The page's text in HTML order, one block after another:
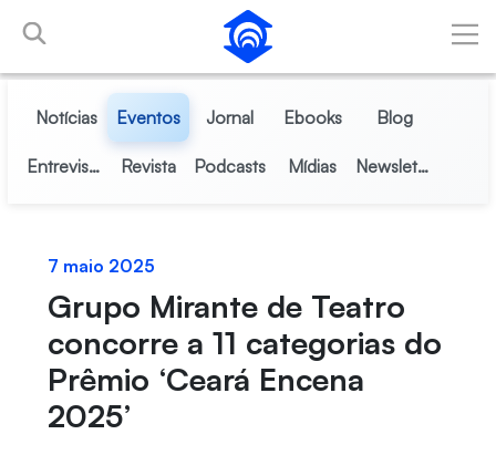
Pular para o Conteúdo principal
Notícias Eventos Jornal Ebooks Blog
Entrevistas Revista Podcasts Mídias Newsletter
7 maio 2025
Grupo Mirante de Teatro
concorre a 11 categorias do
Prêmio ‘Ceará Encena
2025’